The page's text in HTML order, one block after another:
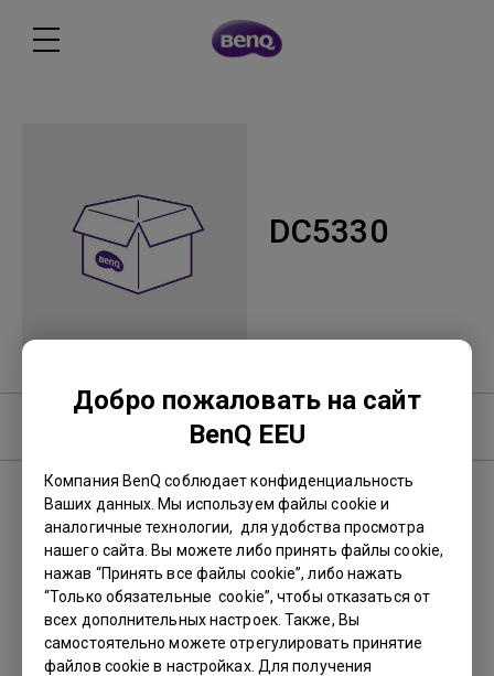
Добро пожаловать на сайт
BenQ EEU
Компания BenQ соблюдает конфиденциальность
Ваших данных. Мы используем файлы cookie и
аналогичные технологии, для удобства просмотра
нашего сайта. Вы можете либо принять файлы cookie,
нажав “Принять все файлы cookie”, либо нажать
“Только обязательные cookie”, чтобы отказаться от
всех дополнительных настроек. Также, Вы
самостоятельно можете отрегулировать принятие
файлов cookie в настройках. Для получения
DC5330
Нет соответствующих
ответов на частые
вопросы